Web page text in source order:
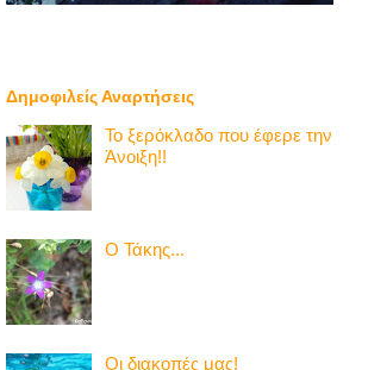
Δημοφιλείς Αναρτήσεις
Το ξερόκλαδο που έφερε την
Άνοιξη!!
Ο Τάκης...
Οι διακοπές μας!